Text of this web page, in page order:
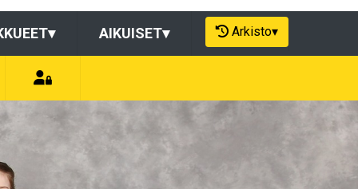
▾ AIKUISET▾ Arkisto▾